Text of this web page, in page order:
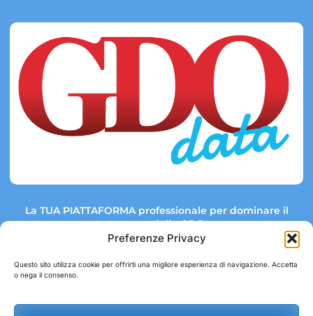
Preferenze Privacy
Questo sito utilizza cookie per offrirti una migliore esperienza di navigazione. Accetta
o nega il consenso.
La TUA PIATTAFORMA professionale per dominare il
mercato della GDO.
Link rapidi: